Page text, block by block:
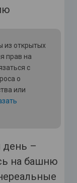
из открытых
прав на
с
о
или
день –
на башню